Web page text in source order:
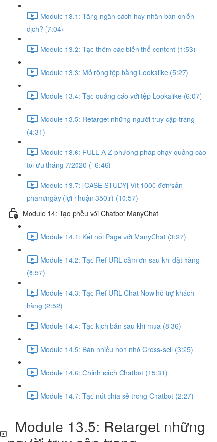
Module 13.1: Tăng ngân sách hay nhân bản chiến
dịch? (7:04)
Module 13.2: Tạo thêm các biến thể content (1:53)
Module 13.3: Mở rộng tệp bằng Lookalike (5:27)
Module 13.4: Tạo quảng cáo với tệp Lookalike (6:07)
Module 13.5: Retarget những người truy cập trang
(4:31)
Module 13.6: FULL A-Z phương pháp chạy quảng cáo
tối ưu tháng 7/2020 (16:46)
Module 13.7: [CASE STUDY] Vít 1000 đơn/sản
phẩm/ngày (lợi nhuận 350tr) (10:57)
Module 14: Tạo phễu với Chatbot ManyChat
Module 14.1: Kết nối Page với ManyChat (3:27)
Module 14.2: Tạo Ref URL cảm ơn sau khi đặt hàng
(8:57)
Module 14.3: Tạo Ref URL Chat Now hỗ trợ khách
hàng (2:52)
Module 14.4: Tạo kịch bản sau khi mua (8:36)
Module 14.5: Bán nhiều hơn nhờ Cross-sell (3:25)
Module 14.6: Chính sách Chatbot (15:31)
Module 14.7: Tạo nút chia sẻ trong Chatbot (2:27)
Module 13.5: Retarget những